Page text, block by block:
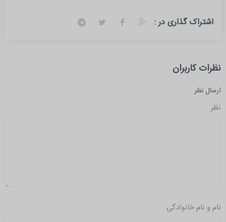
اشتراک گذاری در :
نظرات کاربران
ارسال نظر
نظر
نام و نام خانوادگی